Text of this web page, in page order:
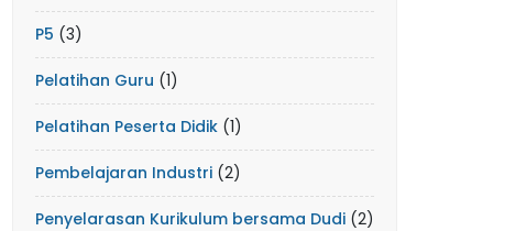
P5 (3)
Pelatihan Guru (1)
Pelatihan Peserta Didik (1)
Pembelajaran Industri (2)
Penyelarasan Kurikulum bersama Dudi (2)